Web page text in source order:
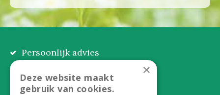
Persoonlijk advies
Alles onder één dak
×
Deze website maakt
gebruik van cookies.